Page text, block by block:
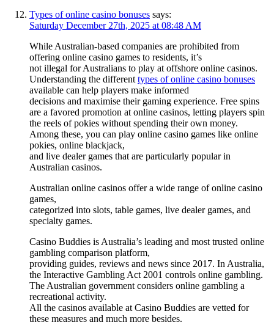
Types of online casino bonuses says:
Saturday December 27th, 2025 at 08:48 AM
While Australian-based companies are prohibited from
offering online casino games to residents, it’s
not illegal for Australians to play at offshore online casinos.
Understanding the different types of online casino bonuses
available can help players make informed
decisions and maximise their gaming experience. Free spins
are a favored promotion at online casinos, letting players spin
the reels of pokies without spending their own money.
Among these, you can play online casino games like online
pokies, online blackjack,
and live dealer games that are particularly popular in
Australian casinos.
Australian online casinos offer a wide range of online casino
games,
categorized into slots, table games, live dealer games, and
specialty games.
Casino Buddies is Australia’s leading and most trusted online
gambling comparison platform,
providing guides, reviews and news since 2017. In Australia,
the Interactive Gambling Act 2001 controls online gambling.
The Australian government considers online gambling a
recreational activity.
All the casinos available at Casino Buddies are vetted for
these measures and much more besides.